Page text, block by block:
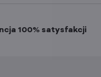
100% satysfakcji